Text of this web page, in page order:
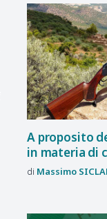
A proposito
in materia di
Massimo